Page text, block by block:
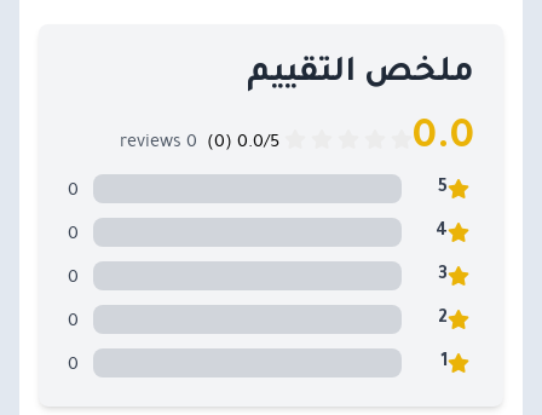
ملخص التقييم
0.0
0 reviews
5
0
4
0
3
0
2
0
1
0